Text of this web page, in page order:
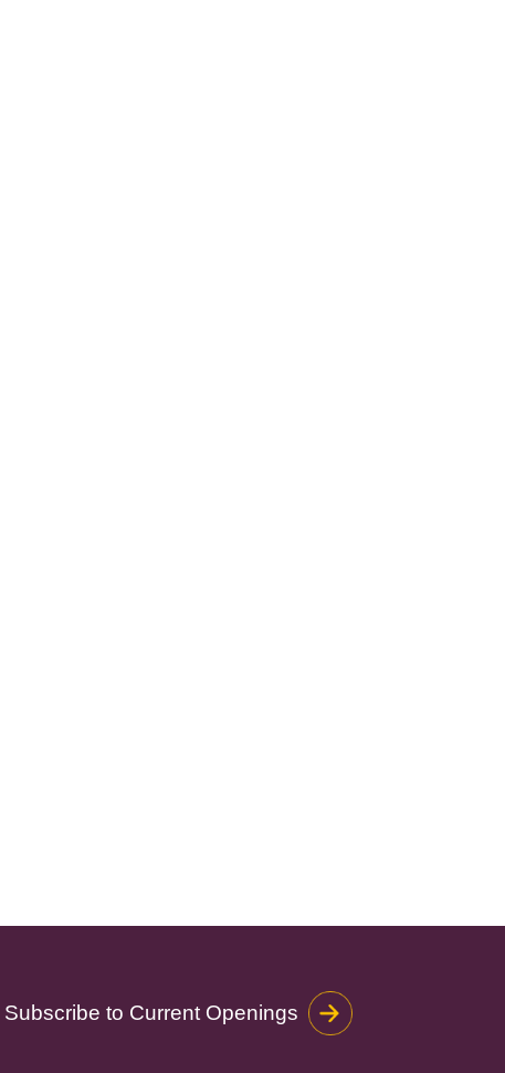
Subscribe to Current Openings